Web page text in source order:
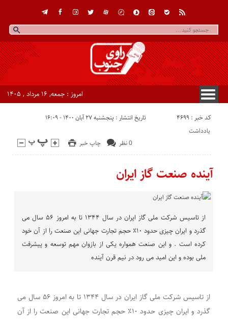
امروز : جمعه, ۱۶ مرداد , ۱۴۰۵
کد خبر : 4699 تاریخ انتشار : پنجشنبه ۲۷ آبان ۱۴۰۰ - ۱۶:۰۹
چاپ خبر 0 نظر
یادداشت
آینده صنعت گاز ایران
از تاسیس شرکت ملی گاز ایران در سال ۱۳۴۴ تا به امروز ۵۶ سال می
گذرد و ایران چیزی حدود ۱۰٪ حجم تجارت جهانی این صنعت را از آن خود
کرده است . و‌ این صنعت همواره یکی از بازوان مهم توسعه و پیشرفت
ملی بوده و این امید می رود در نیم قرن آینده
از تاسیس شرکت ملی گاز ایران در سال ۱۳۴۴ تا به امروز ۵۶ سال می
گذرد و ایران چیزی حدود ۱۰٪ حجم تجارت جهانی این صنعت را از آن